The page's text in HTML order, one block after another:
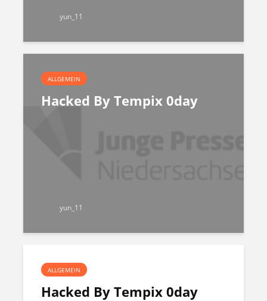
yun_11
ALLGEMEIN
Hacked By Tempix 0day
yun_11
ALLGEMEIN
Hacked By Tempix 0day